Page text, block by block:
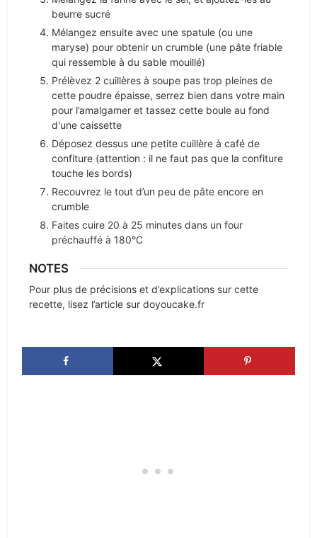
beurre sucré
Mélangez ensuite avec une spatule (ou une
maryse) pour obtenir un crumble (une pâte friable
qui ressemble à du sable mouillé)
Prélèvez 2 cuillères à soupe pas trop pleines de
cette poudre épaisse, serrez bien dans votre main
pour l’amalgamer et tassez cette boule au fond
d'une caissette
Déposez dessus une petite cuillère à café de
confiture (attention : il ne faut pas que la confiture
touche les bords)
Recouvrez le tout d’un peu de pâte encore en
crumble
Faites cuire 20 à 25 minutes dans un four
préchauffé à 180°C
NOTES
Pour plus de précisions et d’explications sur cette
recette, lisez l’article sur doyoucake.fr